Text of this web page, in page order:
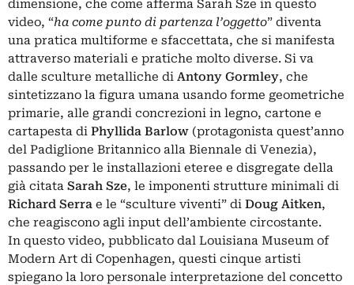
dimensione, che come afferma Sarah Sze in questo
video, “ha come punto di partenza l’oggetto” diventa
una pratica multiforme e sfaccettata, che si manifesta
attraverso materiali e pratiche molto diverse. Si va
dalle sculture metalliche di Antony Gormley, che
sintetizzano la figura umana usando forme geometriche
primarie, alle grandi concrezioni in legno, cartone e
cartapesta di Phyllida Barlow (protagonista quest’anno
del Padiglione Britannico alla Biennale di Venezia),
passando per le installazioni eteree e disgregate della
già citata Sarah Sze, le imponenti strutture minimali di
Richard Serra e le “sculture viventi” di Doug Aitken,
che reagiscono agli input dell’ambiente circostante.
In questo video, pubblicato dal Louisiana Museum of
Modern Art di Copenhagen, questi cinque artisti
spiegano la loro personale interpretazione del concetto